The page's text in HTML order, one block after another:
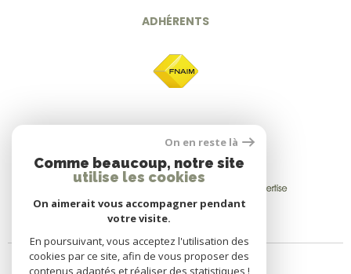
ADHÉRENTS
On en reste là
Comme beaucoup, notre site
utilise les cookies
On aimerait vous accompagner pendant
votre visite.
En poursuivant, vous acceptez l'utilisation des
cookies par ce site, afin de vous proposer des
contenus adaptés et réaliser des statistiques !